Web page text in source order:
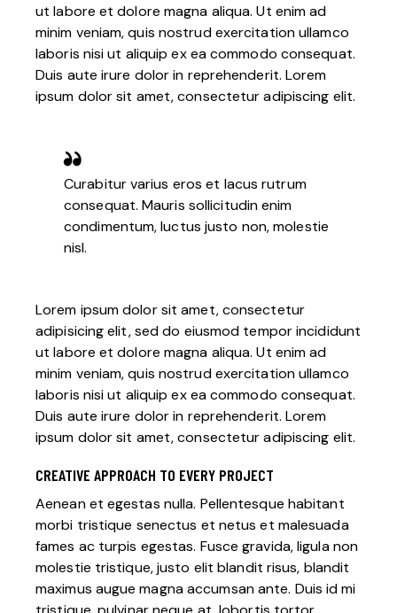
ut labore et dolore magna aliqua. Ut enim ad
minim veniam, quis nostrud exercitation ullamco
laboris nisi ut aliquip ex ea commodo consequat.
Duis aute irure dolor in reprehenderit. Lorem
ipsum dolor sit amet, consectetur adipiscing elit.
Curabitur varius eros et lacus rutrum
consequat. Mauris sollicitudin enim
condimentum, luctus justo non, molestie
nisl.
Lorem ipsum dolor sit amet, consectetur
adipisicing elit, sed do eiusmod tempor incididunt
ut labore et dolore magna aliqua. Ut enim ad
minim veniam, quis nostrud exercitation ullamco
laboris nisi ut aliquip ex ea commodo consequat.
Duis aute irure dolor in reprehenderit. Lorem
ipsum dolor sit amet, consectetur adipiscing elit.
CREATIVE APPROACH TO EVERY PROJECT
Aenean et egestas nulla. Pellentesque habitant
morbi tristique senectus et netus et malesuada
fames ac turpis egestas. Fusce gravida, ligula non
molestie tristique, justo elit blandit risus, blandit
maximus augue magna accumsan ante. Duis id mi